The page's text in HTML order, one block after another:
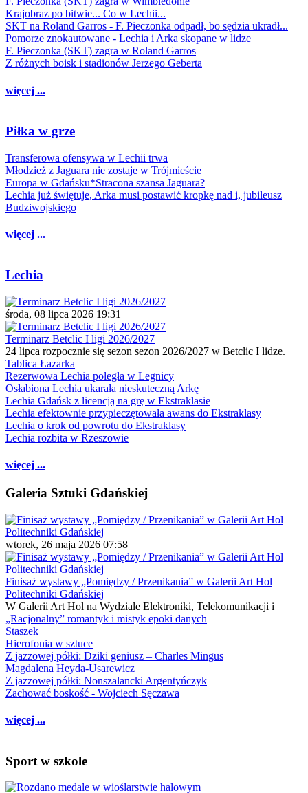
Krajobraz po bitwie... Co w Lechii...
SKT na Roland Garros - F. Pieczonka odpadł, bo sędzia ukradł...
Pomorze znokautowane - Lechia i Arka skopane w lidze
F. Pieczonka (SKT) zagra w Roland Garros
Z różnych boisk i stadionów Jerzego Geberta
więcej ...
Piłka w grze
Transferowa ofensywa w Lechii trwa
Młodzież z Jaguara nie zostaje w Trójmieście
Europa w Gdańsku*Stracona szansa Jaguara?
Lechia już świętuje, Arka musi postawić kropkę nad i, jubileusz
Budziwojskiego
więcej ...
Lechia
środa, 08 lipca 2026 19:31
Terminarz Betclic I ligi 2026/2027
24 lipca rozpocznie się sezon sezon 2026/2027 w Betclic I lidze.
Tablica Łazarka
Rezerwowa Lechia poległa w Legnicy
Osłabiona Lechia ukarała nieskuteczną Arkę
Lechia Gdańsk z licencją na grę w Ekstraklasie
Lechia efektownie przypieczętowała awans do Ekstraklasy
Lechia o krok od powrotu do Ekstraklasy
Lechia rozbita w Rzeszowie
więcej ...
Galeria Sztuki Gdańskiej
wtorek, 26 maja 2026 07:58
Finisaż wystawy „Pomiędzy / Przenikania” w Galerii Art Hol
Politechniki Gdańskiej
W Galerii Art Hol na Wydziale Elektroniki, Telekomunikacji i
„Racjonalny” romantyk i mistyk epoki danych
Staszek
Hierofonia w sztuce
Z jazzowej półki: Dziki geniusz – Charles Mingus
Magdalena Heyda-Usarewicz
Z jazzowej półki: Nonszalancki Argentyńczyk
Zachować boskość - Wojciech Sęczawa
więcej ...
Sport w szkole